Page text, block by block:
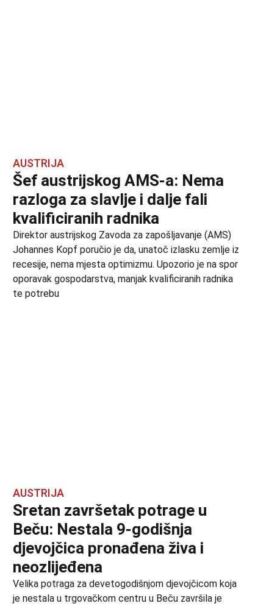
AUSTRIJA
Šef austrijskog AMS-a: Nema
razloga za slavlje i dalje fali
kvalificiranih radnika
Direktor austrijskog Zavoda za zapošljavanje (AMS)
Johannes Kopf poručio je da, unatoč izlasku zemlje iz
recesije, nema mjesta optimizmu. Upozorio je na spor
oporavak gospodarstva, manjak kvalificiranih radnika
te potrebu
AUSTRIJA
Sretan završetak potrage u
Beču: Nestala 9-godišnja
djevojčica pronađena živa i
neozlijeđena
Velika potraga za devetogodišnjom djevojčicom koja
je nestala u trgovačkom centru u Beču završila je